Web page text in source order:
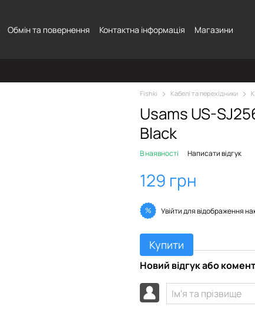
Обмін та повернення Контактна інформація Магазини
Fishki Кабелі та перехідники
Usams US-
Black
В наявності Написати відгук
129 грн
% Увійтидля відображення
Купити
Новий відгук або